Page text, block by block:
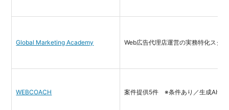
Global Marketing Academy Web広告代理店運営の実務特化スク
WEBCOACH 案件提供5件 ※条件あり／生成AI含